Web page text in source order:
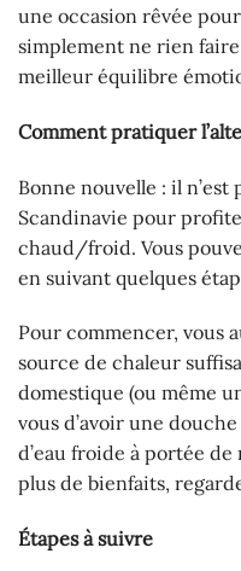
une occasion rêvée
simplement ne rien
meilleur équilibre
Comment pratiquer
Bonne nouvelle : il n’est
Scandinavie pour
chaud/froid. Vous
en suivant quelques
Pour commencer, vous
source de chaleur
domestique (ou même
vous d’avoir une
d’eau froide à portée
plus de bienfaits,
Étapes à suivre